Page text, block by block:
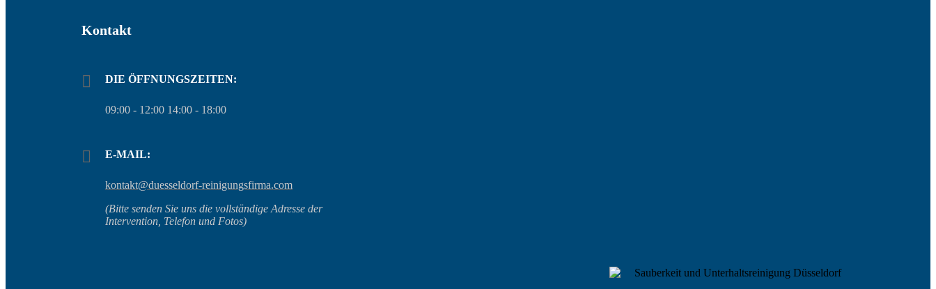
Kontakt
DIE ÖFFNUNGSZEITEN:
09:00 - 12:00 14:00 - 18:00
E-MAIL:
kontakt@duesseldorf-reinigungsfirma.com
(Bitte senden Sie uns die vollständige Adresse der
Intervention, Telefon und Fotos)